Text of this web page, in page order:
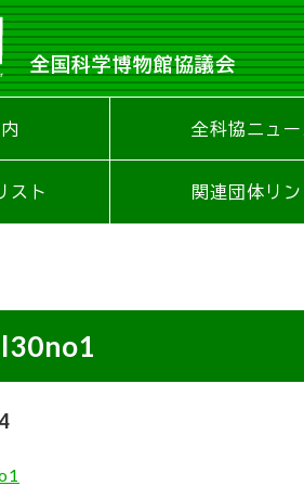
全国科学博物館協議会
全科協ニュ
スト 関連団体リ